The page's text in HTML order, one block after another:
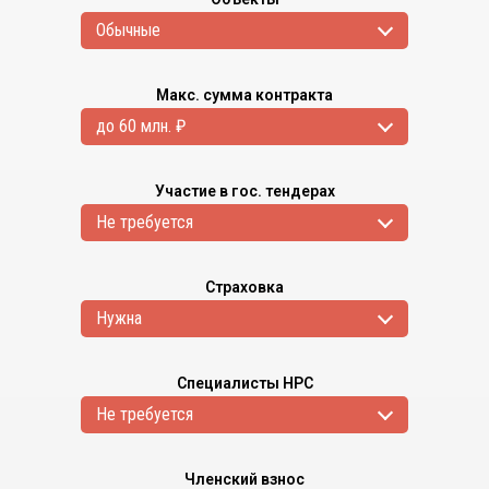
Обычные
Макс. сумма контракта
до 60 млн. ₽
Участие в гос. тендерах
Не требуется
Страховка
Нужна
Специалисты НРС
Не требуется
Членский взнос